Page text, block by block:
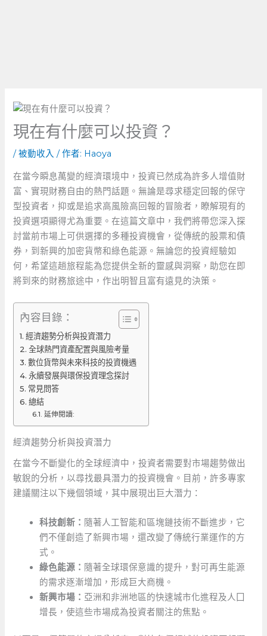
現在有什麼可以投資？
/被動收入 / 作者: Haoya
在當今瞬息萬變的經濟環境中，投資已然成為許多人增值財
富、實現財務自由的熱門話題。無論是尋求穩定回報的保守
型投資者，抑或是追求高風險高回報的冒險者，瞭解現有的
投資選項顯得尤為重要。在這篇文章中，我們將帶您深入探
討當前市場上可供選擇的多種投資機會，從傳統的股票和債
券，到新興的加密貨幣和綠色能源。無論您的投資經驗如
何，希望這趟旅程能為您提供全新的靈感與洞察，助您在即
將到來的財務旅途中，作出明智且富有遠見的決策。
內容目錄：
經濟趨勢分析與投資潛力
全球熱門資產配置與風險考量
數位貨幣與未來科技的投資機遇
永續發展與環保投資理念探討
常見問答
總結
延伸閱讀:
經濟趨勢分析與投資潛力
在當今不斷變化的全球經濟中，投資者需要對市場趨勢做出
敏銳的分析，以尋找最具潛力的投資機會。目前，許多專家
建議關注以下幾個領域，其中展現出巨大潛力：
科技創新： 隨著人工智能和區塊鏈技術不斷進步，它
們不僅創造了新興市場，還改變了傳統行業運作的方
式。
綠色能源： 隨著全球環保意識的提升，對可再生能源
的需求逐漸增加，形成巨大商機。
新興市場： 亞洲和非洲地區的快速城市化進程及人囗
增長，使這些市場成為投資者關注的焦點。